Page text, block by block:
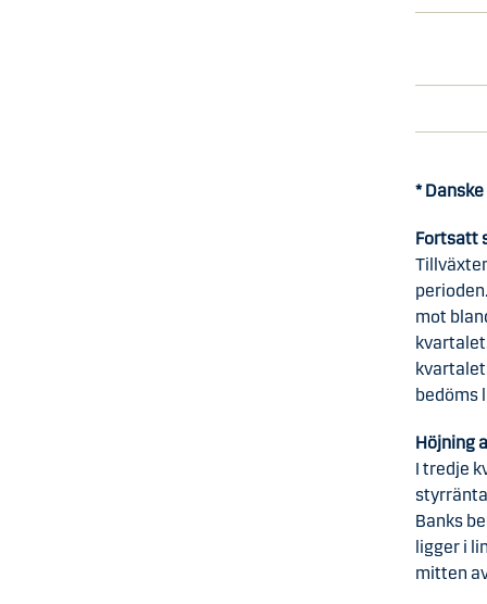
*
Fortsatt
mot
bedöms
Höjning
I tredje
Banks
ligger i
mitten